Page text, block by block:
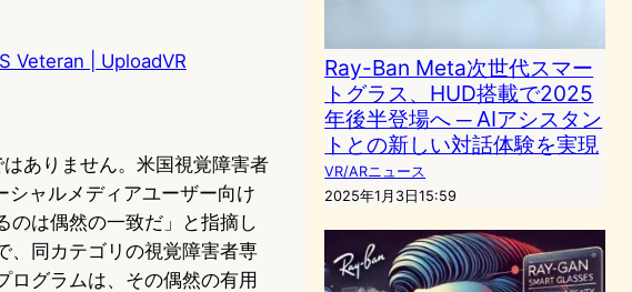
Veteran | UploadVR
ありません。米国視覚障害者
シャルメディアユーザー向け
のは偶然の一致だ」と指摘し
、同カテゴリの視覚障害者専
ログラムは、その偶然の有用
Ray-Ban Meta次世代スマー
トグラス、HUD搭載で2025
年後半登場へ ─ AIアシスタン
トとの新しい対話体験を実現
VR/ARニュース
2025年1月3日15:59